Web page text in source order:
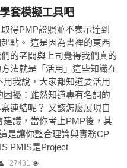
套模擬工具吧
得PMP證照並不表示達到
點。 這是因為書裡的東西
的老闆與上司覺得我們真的
法就是「活用」這些知識在
我說，大家都知道要活用
擾：雖然知道專有名詞的
連結呢？ 又該怎麼展現自
建議，當你考上PMP後，其
是讓你整合理論與實務CP
PMIS是Project
27431